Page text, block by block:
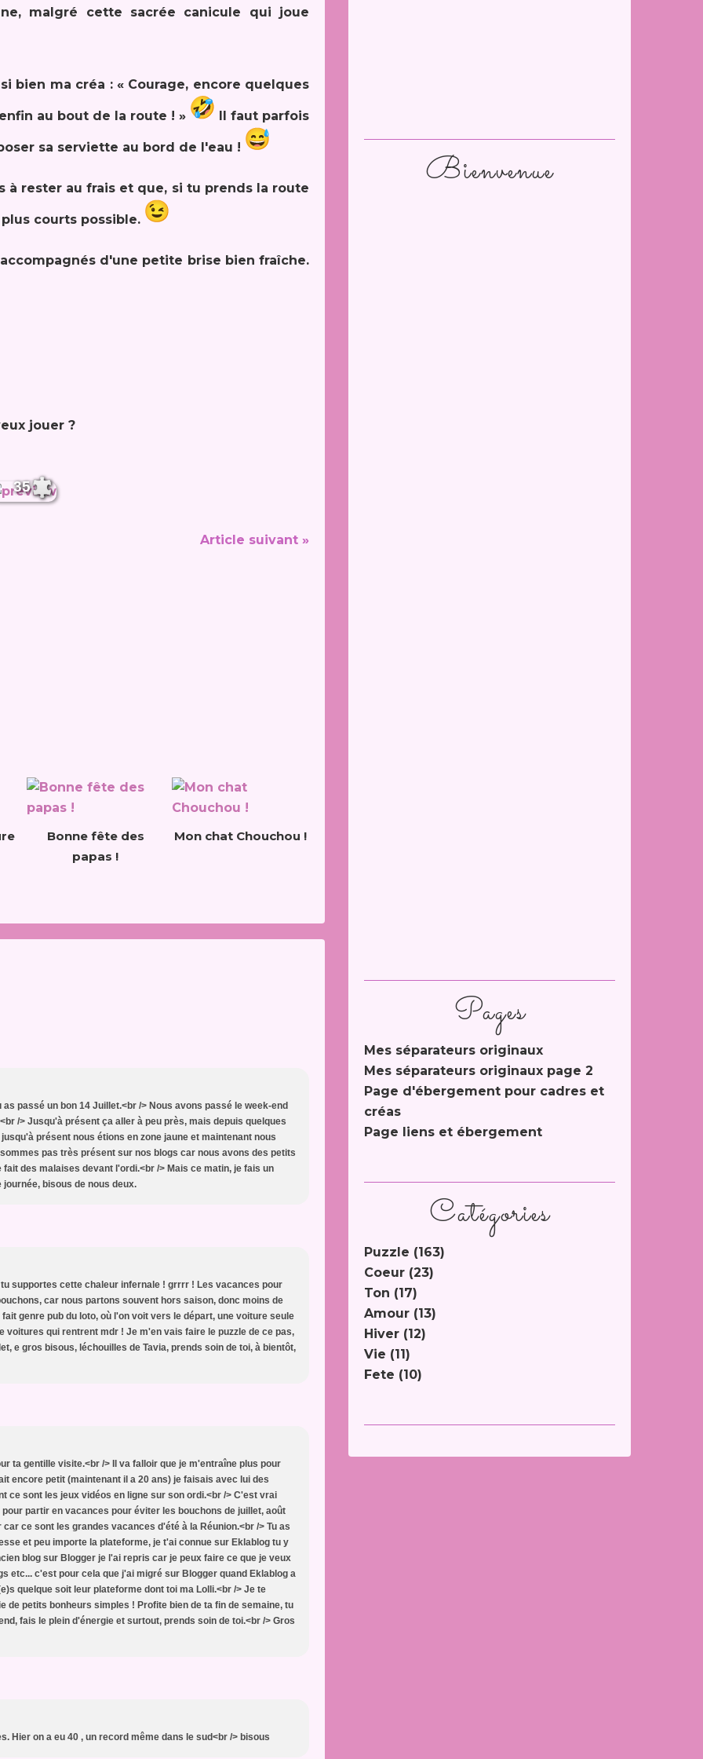
malgré cette sacrée canicule qui joue
bien ma créa : « Courage, encore quelques
au bout de la route ! » Il faut parfois
sa serviette au bord de l'eau !
à rester au frais et que, si tu prends la route
courts possible.
d'une petite brise bien fraîche.
jouer ?
35
Article suivant »
Bonne fête des
papas !
Mon chat Chouchou !
passé un bon 14 Juillet.<br /> Nous avons passé le week-end
/> Jusqu'à présent ça aller à peu près, mais depuis quelques
présent nous étions en zone jaune et maintenant nous
pas très présent sur nos blogs car nous avons des petits
des malaises devant l'ordi.<br /> Mais ce matin, je fais un
bisous de nous deux.
supportes cette chaleur infernale ! grrrr ! Les vacances pour
car nous partons souvent hors saison, donc moins de
genre pub du loto, où l'on voit vers le départ, une voiture seule
voitures qui rentrent mdr ! Je m'en vais faire le puzzle de ce pas,
e gros bisous, léchouilles de Tavia, prends soin de toi, à bientôt,
ta gentille visite.<br /> Il va falloir que je m'entraîne plus pour
encore petit (maintenant il a 20 ans) je faisais avec lui des
ce sont les jeux vidéos en ligne sur son ordi.<br /> C'est vrai
partir en vacances pour éviter les bouchons de juillet, août
ce sont les grandes vacances d'été à la Réunion.<br /> Tu as
et peu importe la plateforme, je t'ai connue sur Eklablog tu y
blog sur Blogger je l'ai repris car je peux faire ce que je veux
etc... c'est pour cela que j'ai migré sur Blogger quand Eklablog a
quelque soit leur plateforme dont toi ma Lolli.<br /> Je te
de petits bonheurs simples ! Profite bien de ta fin de semaine, tu
fais le plein d'énergie et surtout, prends soin de toi.<br /> Gros
Hier on a eu 40 , un record même dans le sud<br /> bisous
Catégories
Puzzle (163)
Coeur (23)
Ton (17)
Amour (13)
Hiver (12)
Vie (11)
Fete (10)
Pages
Mes séparateurs originaux
Mes séparateurs originaux page 2
Page d'ébergement pour cadres et
créas
Page liens et ébergement
Bienvenue